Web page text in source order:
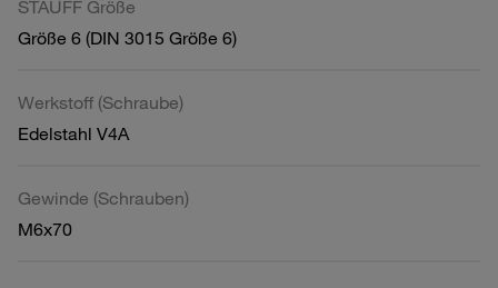
STAUFF Größe
Größe 6 (DIN 3015 Größe 6)
Werkstoff (Schraube)
Edelstahl V4A
Gewinde (Schrauben)
M6x70